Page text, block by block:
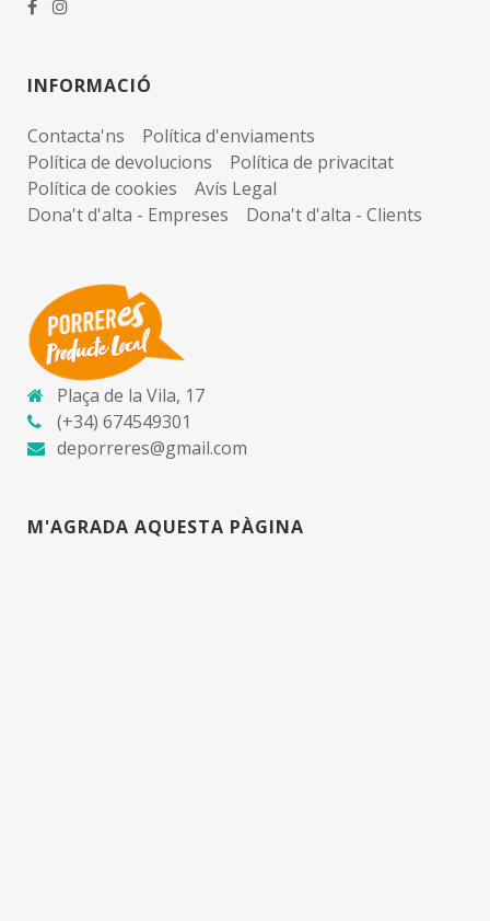
INFORMACIÓ
Contacta'ns
Política d'enviaments
Política de devolucions
Política de privacitat
Política de cookies
Avís Legal
Dona't d'alta - Empreses
Dona't d'alta - Clients
Plaça de la Vila, 17
(+34) 674549301
deporreres@gmail.com
M'AGRADA AQUESTA PÀGINA